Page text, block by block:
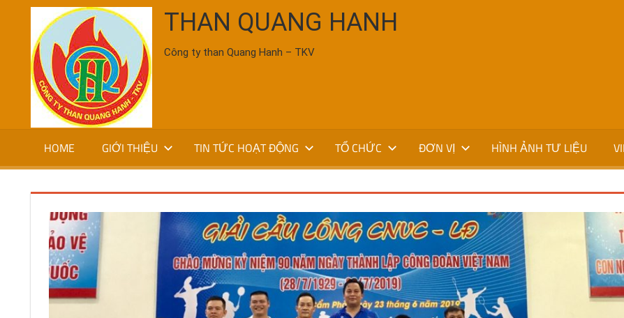
content
THAN QUANG HANH
Công ty than Quang Hanh – TKV
HOME GIỚI THIỆU TIN TỨC HOẠT ĐỘNG TỔ CHỨC ĐƠN VỊ HÌNH ẢNH TƯ LIỆU